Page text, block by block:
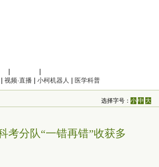
视频·直播 小柯机器人 医学科普
选择字号：小 中 大
考分队“一错再错”收获多